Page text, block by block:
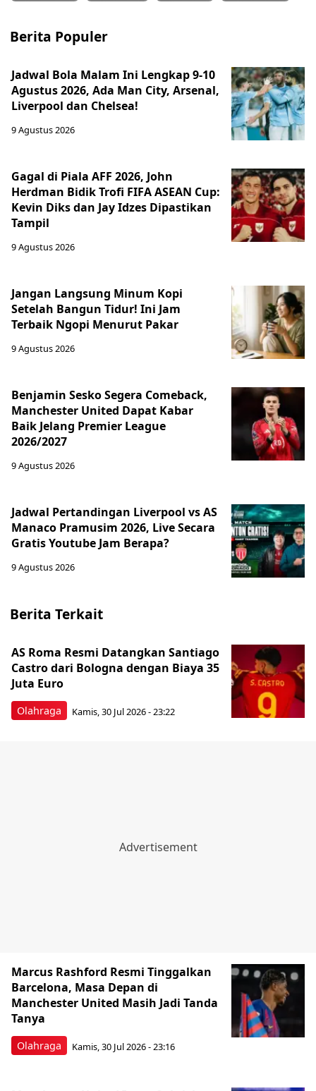
Berita Populer
Jadwal Bola Malam Ini Lengkap 9-10
Agustus 2026, Ada Man City, Arsenal,
Liverpool dan Chelsea!
9 Agustus 2026
Gagal di Piala AFF 2026, John
Herdman Bidik Trofi FIFA ASEAN Cup:
Kevin Diks dan Jay Idzes Dipastikan
Tampil
9 Agustus 2026
Jangan Langsung Minum Kopi
Setelah Bangun Tidur! Ini Jam
Terbaik Ngopi Menurut Pakar
9 Agustus 2026
Benjamin Sesko Segera Comeback,
Manchester United Dapat Kabar
Baik Jelang Premier League
2026/2027
9 Agustus 2026
Jadwal Pertandingan Liverpool vs AS
Manaco Pramusim 2026, Live Secara
Gratis Youtube Jam Berapa?
9 Agustus 2026
Berita Terkait
Olahraga
AS Roma Resmi Datangkan Santiago
Castro dari Bologna dengan Biaya 35
Juta Euro
Kamis, 30 Jul 2026 - 23:22
Olahraga
Marcus Rashford Resmi Tinggalkan
Barcelona, Masa Depan di
Manchester United Masih Jadi Tanda
Tanya
Kamis, 30 Jul 2026 - 23:16